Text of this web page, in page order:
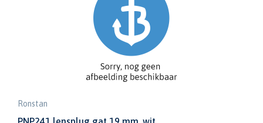
Ronstan